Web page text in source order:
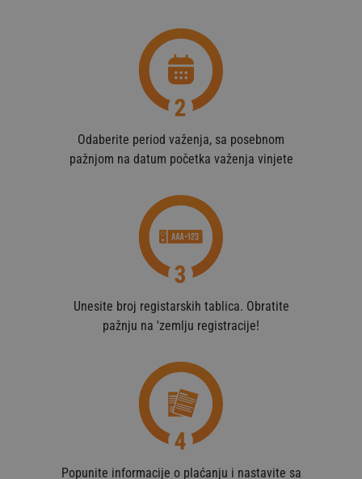
Odaberite period važenja, sa posebnom
pažnjom na datum početka važenja vinjete
Unesite broj registarskih tablica. Obratite
pažnju na 'zemlju registracije!
Popunite informacije o plaćanju i nastavite sa